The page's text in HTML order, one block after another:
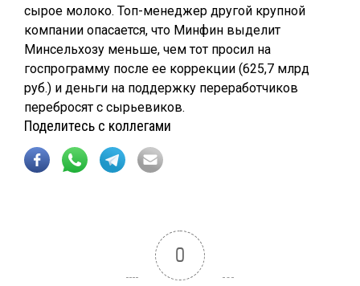
сырое молоко. Топ-менеджер другой крупной
компании опасается, что Минфин выделит
Минсельхозу меньше, чем тот просил на
госпрограмму после ее коррекции (625,7 млрд
руб.) и деньги на поддержку переработчиков
перебросят с сырьевиков.
Поделитесь с коллегами
0